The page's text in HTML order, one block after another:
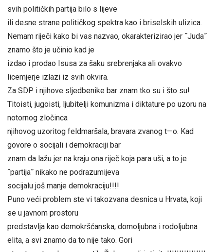
svih političkih partija bilo s lijeve
ili desne strane političkog spektra kao i briselskih ulizica.
Nemam riječi kako bi vas nazvao, okarakterizirao jer ˝Juda˝
znamo što je učinio kad je
izdao i prodao Isusa za šaku srebrenjaka ali ovakvo
licemjerje izlazi iz svih okvira.
Za SDP i njihove sljedbenike bar znam tko su i što su!
Titoisti, jugoisti, ljubitelji komunizma i diktature po uzoru na
notornog zločinca
njihovog uzoritog feldmaršala, bravara zvanog t—o. Kad
govore o socijali i demokraciji bar
znam da lažu jer na kraju ona riječ koja para uši, a to je
˝partija˝ nikako ne podrazumijeva
socijalu još manje demokraciju!!!!
Puno veći problem ste vi takozvana desnica u Hrvata, koji
se u javnom prostoru
predstavlja kao demokršćanska, domoljubna i rodoljubna
elita, a svi znamo da to nije tako. Gori